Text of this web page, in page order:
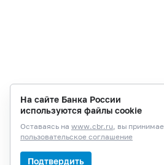
На сайте Банка России
используются файлы cookie
Оставаясь на www.cbr.ru, вы
пользовательское соглашение
Подтвердить